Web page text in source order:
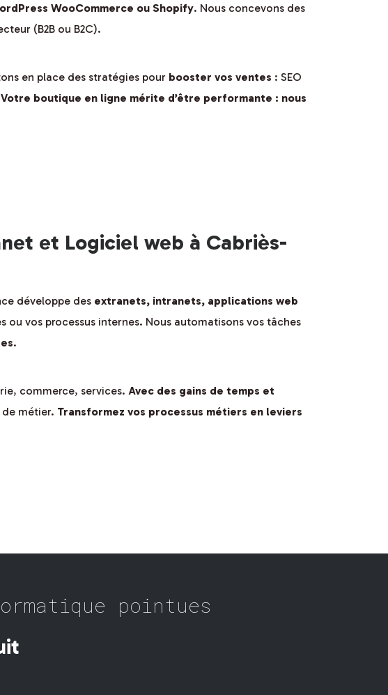
WooCommerce ou Shopify. Nous concevons des
(B2B ou B2C).
en place des stratégies pour booster vos ventes : SEO
Votre boutique en ligne mérite d’être performante : nous
et Logiciel web à Cabriès-
développe des extranets, intranets, applications web
vos processus internes. Nous automatisons vos tâches
.
commerce, services. Avec des gains de temps et
métier. Transformez vos processus métiers en leviers
pointues